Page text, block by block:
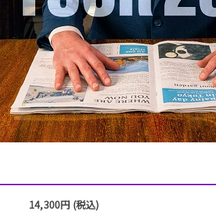
14,300円 (税込)